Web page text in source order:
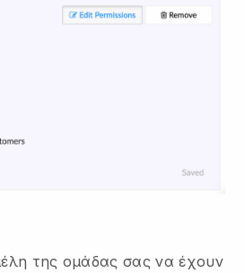
της ομάδας σας να έχουν